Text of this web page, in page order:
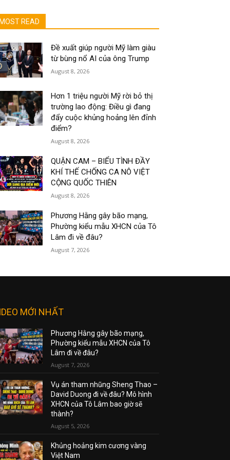
MOST READ
Đề xuất giúp người Mỹ làm giàu
từ bùng nổ AI của ông Trump
August 8, 2026
Hơn 1 triệu người Mỹ rời bỏ thị
trường lao động: Điều gì đang
đẩy cuộc khủng hoảng lên đỉnh
điểm?
August 8, 2026
QUẬN CAM – BIỂU TÌNH ĐẦY
KHÍ THẾ CHỐNG CA NÔ VIỆT
CỘNG QUỐC THIÊN
August 8, 2026
Phương Hằng gây bão mạng,
Phường kiểu mẫu XHCN của Tô
Lâm đi về đâu?
August 7, 2026
MỚI NHẤT
Phương Hằng gây bão mạng,
Phường kiểu mẫu XHCN của Tô
Lâm đi về đâu?
August 7, 2026
Vụ án tham nhũng Sheng Thao –
David Duong đi về đâu? Mô hình
XHCN của Tô Lâm bao giờ sẽ
thành?
August 5, 2026
Khủng hoảng kim cương vàng
Việt Nam